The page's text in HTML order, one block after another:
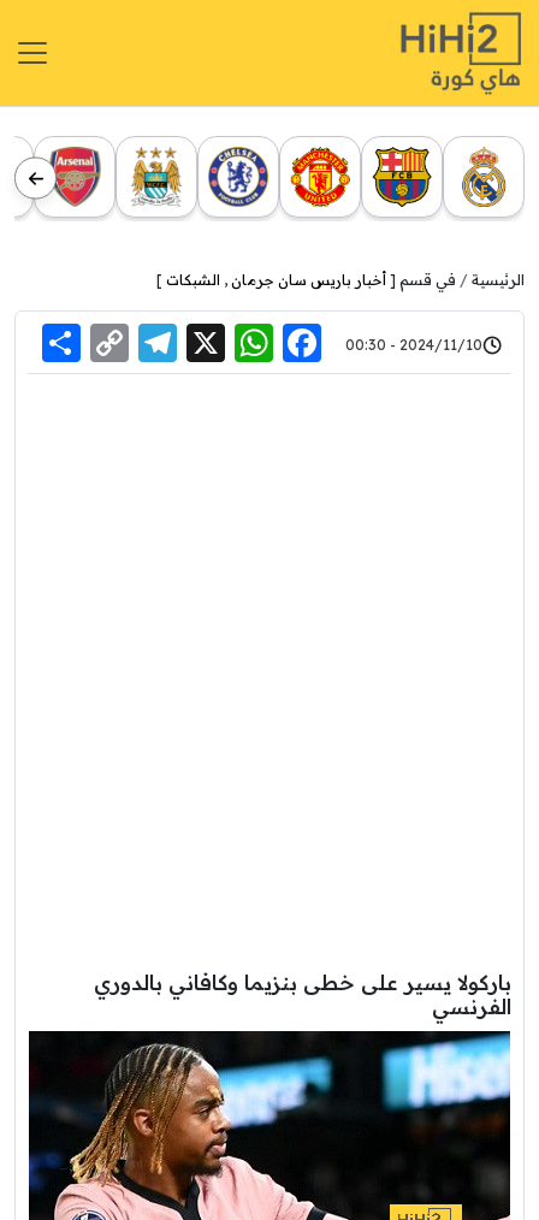
الرئيسية في قسم [ أخبار باريس سان جرمان , الشبكات ]
2024/11/10 - 00:30
Facebook
WhatsApp
X
Link
باركولا يسير على خطى بنزيما وكافاني بالدوري
الفرنسي